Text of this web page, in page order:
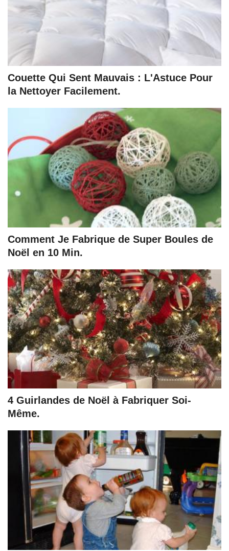
Couette Qui Sent Mauvais : L'Astuce Pour
la Nettoyer Facilement.
Comment Je Fabrique de Super Boules de
Noël en 10 Min.
4 Guirlandes de Noël à Fabriquer Soi-
Même.